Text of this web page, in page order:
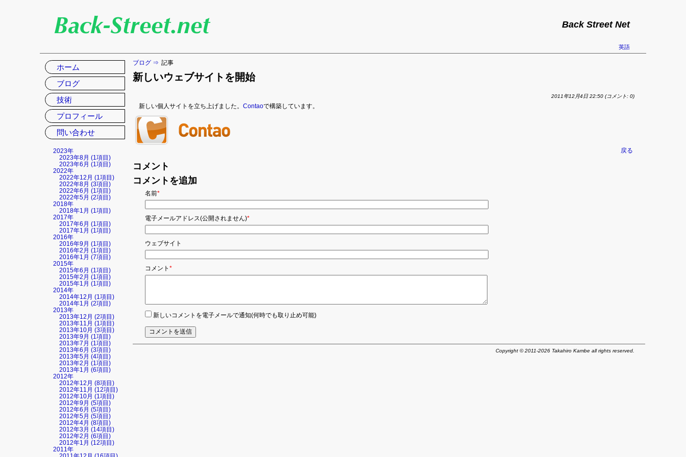
Back Street Net
英語
ブログ 記事
新しいウェブサイトを開始
2011年12月4日 22:50 (コメント: 0)
新しい個人サイトを立ち上げました。Contaoで構築しています。
戻る
コメント
コメントを追加
必
須
目
名前*
必
須
目
電子メールアドレス(公開されません)*
ウェブサイト
必
須
コメント*
新しいコメントを電子メールで通知(何時でも取り止め可能)
コメントを送信
Copyright © 2011-2026 Takahiro Kambe all rights reserved.
ナ
ビ
ゲ
ー
シ
ョ
ン
を
省
ホーム
ブログ
技術
プロフィール
問い合わせ
2023年
2023年8月 (1項目)
2023年6月 (1項目)
2022年
2022年12月 (1項目)
2022年8月 (3項目)
2022年6月 (1項目)
2022年5月 (2項目)
2018年
2018年1月 (1項目)
2017年
2017年6月 (1項目)
2017年1月 (1項目)
2016年
2016年9月 (1項目)
2016年2月 (1項目)
2016年1月 (7項目)
2015年
2015年6月 (1項目)
2015年2月 (1項目)
2015年1月 (1項目)
2014年
2014年12月 (1項目)
2014年1月 (2項目)
2013年
2013年12月 (2項目)
2013年11月 (1項目)
2013年10月 (3項目)
2013年9月 (1項目)
2013年7月 (1項目)
2013年6月 (3項目)
2013年5月 (4項目)
2013年2月 (1項目)
2013年1月 (6項目)
2012年
2012年12月 (8項目)
2012年11月 (12項目)
2012年10月 (1項目)
2012年9月 (5項目)
2012年6月 (5項目)
2012年5月 (5項目)
2012年4月 (8項目)
2012年3月 (14項目)
2012年2月 (6項目)
2012年1月 (12項目)
2011年